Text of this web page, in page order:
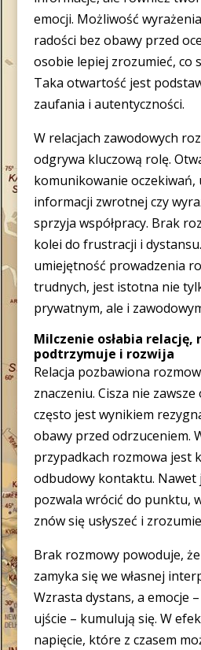
emocji. Możliwość
radości bez obawy przed
osobie lepiej zrozumieć, co
Taka otwartość jest
zaufania i autentyczności.
W relacjach zawodowych
odgrywa kluczową rolę.
komunikowanie oczekiwań,
informacji zwrotnej czy
sprzyja współpracy. Brak
kolei do frustracji i
umiejętność prowadzenia
trudnych, jest istotna nie
prywatnym, ale i
Milczenie osłabia relację,
podtrzymuje i rozwija
Relacja pozbawiona
znaczeniu. Cisza nie
często jest wynikiem
obawy przed odrzuceniem.
przypadkach rozmowa jest
odbudowy kontaktu. Nawet
pozwala wrócić do punktu,
znów się usłyszeć i
Brak rozmowy powoduje,
zamyka się we własnej
Wzrasta dystans, a emocje
ujście – kumulują się. W
napięcie, które z czasem